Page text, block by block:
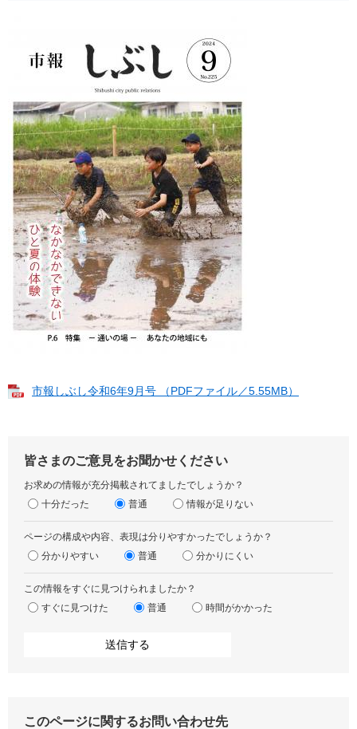
市報しぶし令和6年9月号 （PDFファイル／5.55MB）
皆さまのご意見をお聞かせください
お求めの情報が充分掲載されてましたでしょうか？
十分だった
普通 情報が足りない
ページの構成や内容、表現は分りやすかったでしょうか？
分かりやすい
普通 分かりにくい
この情報をすぐに見つけられましたか？
すぐに見つけた
普通 時間がかかった
このページに関するお問い合わせ先